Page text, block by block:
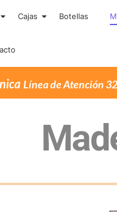
Cajas Botellas
Única